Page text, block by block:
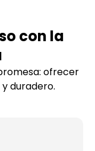
con la
ofrecer
duradero.